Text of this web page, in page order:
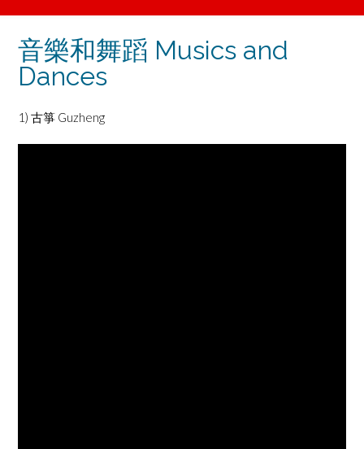
音樂和舞蹈 Musics and
Dances
1) 古箏 Guzheng